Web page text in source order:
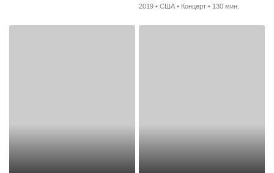
2019 • США • Концерт • 130 мин.